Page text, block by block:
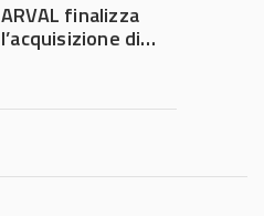
energetici e
aumenta la
ARVAL finalizza
l’acquisizione di